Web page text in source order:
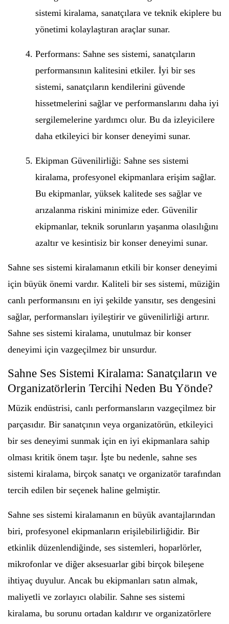
sistemi kiralama, sanatçılara ve teknik ekiplere bu
yönetimi kolaylaştıran araçlar sunar.
Performans: Sahne ses sistemi, sanatçıların
performansının kalitesini etkiler. İyi bir ses
sistemi, sanatçıların kendilerini güvende
hissetmelerini sağlar ve performanslarını daha iyi
sergilemelerine yardımcı olur. Bu da izleyicilere
daha etkileyici bir konser deneyimi sunar.
Ekipman Güvenilirliği: Sahne ses sistemi
kiralama, profesyonel ekipmanlara erişim sağlar.
Bu ekipmanlar, yüksek kalitede ses sağlar ve
arızalanma riskini minimize eder. Güvenilir
ekipmanlar, teknik sorunların yaşanma olasılığını
azaltır ve kesintisiz bir konser deneyimi sunar.
Sahne ses sistemi kiralamanın etkili bir konser deneyimi
için büyük önemi vardır. Kaliteli bir ses sistemi, müziğin
canlı performansını en iyi şekilde yansıtır, ses dengesini
sağlar, performansları iyileştirir ve güvenilirliği artırır.
Sahne ses sistemi kiralama, unutulmaz bir konser
deneyimi için vazgeçilmez bir unsurdur.
Sahne Ses Sistemi Kiralama: Sanatçıların ve
Organizatörlerin Tercihi Neden Bu Yönde?
Müzik endüstrisi, canlı performansların vazgeçilmez bir
parçasıdır. Bir sanatçının veya organizatörün, etkileyici
bir ses deneyimi sunmak için en iyi ekipmanlara sahip
olması kritik önem taşır. İşte bu nedenle, sahne ses
sistemi kiralama, birçok sanatçı ve organizatör tarafından
tercih edilen bir seçenek haline gelmiştir.
Sahne ses sistemi kiralamanın en büyük avantajlarından
biri, profesyonel ekipmanların erişilebilirliğidir. Bir
etkinlik düzenlendiğinde, ses sistemleri, hoparlörler,
mikrofonlar ve diğer aksesuarlar gibi birçok bileşene
ihtiyaç duyulur. Ancak bu ekipmanları satın almak,
maliyetli ve zorlayıcı olabilir. Sahne ses sistemi
kiralama, bu sorunu ortadan kaldırır ve organizatörlere